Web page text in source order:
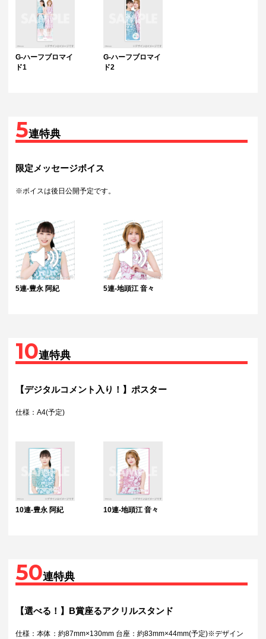
G-ハーフブロマイ
ド1
G-ハーフブロマイ
ド2
5連特典
限定メッセージボイス
※ボイスは後日公開予定です。
5連-豊永 阿紀 5連-地頭江 音々
10連特典
【デジタルコメント入り！】ポスター
仕様：A4(予定)
10連-豊永 阿紀 10連-地頭江 音々
50連特典
【選べる！】B賞座るアクリルスタンド
仕様：本体：約87mm×130mm 台座：約83mm×44mm(予定)※デザイン